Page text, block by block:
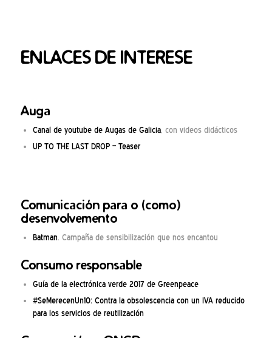
ENLACES DE INTERESE
Auga
Canal de youtube de Augas de Galicia, con videos didácticos
UP TO THE LAST DROP – Teaser
Comunicación para o (como)
desenvolvemento
Batman. Campaña de sensibilización que nos encantou
Consumo responsable
Guía de la electrónica verde 2017 de Greenpeace
#SeMerecenUn10: Contra la obsolescencia con un IVA reducido
para los servicios de reutilización